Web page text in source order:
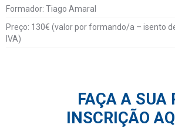
Formador: Tiago Amaral
Preço: 130€ (valor por formando/a – isento
IVA)
FAÇA A SUA
INSCRIÇÃO